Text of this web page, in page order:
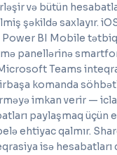
və bütün
şəkildə saxlayır.
BI Mobile
panellərinə
Teams
komanda
imkan verir —
paylaşmaq üçün
ehtiyac qalmır.
isə hesabatları